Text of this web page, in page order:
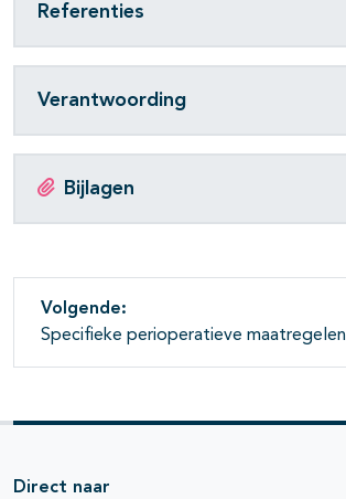
Referenties
Verantwoording
Bijlagen
Volgende:
Specifieke perioperatieve maatregelen
Direct naar